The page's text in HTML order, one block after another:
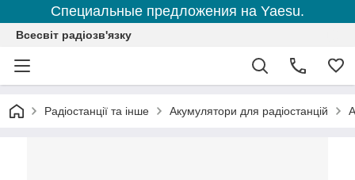
Специальные предложения на Yaesu.
Всесвіт радіозв'язку
Радіостанції та інше Акумулятори для радіостанцій